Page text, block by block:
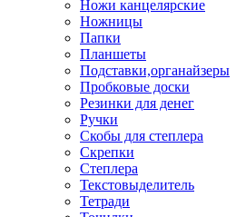
Ножи канцелярские
Ножницы
Папки
Планшеты
Подставки,органайзеры
Пробковые доски
Резинки для денег
Ручки
Скобы для степлера
Скрепки
Степлера
Текстовыделитель
Тетради